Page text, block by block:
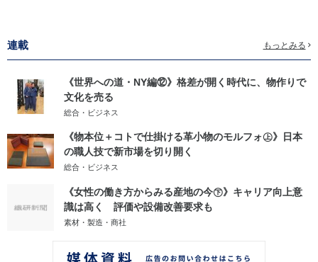
連載 もっとみる
《世界への道・NY編⑫》格差が開く時代に、物作りで
文化を売る
総合・ビジネス
《物本位＋コトで仕掛ける革小物のモルフォ㊤》日本
の職人技で新市場を切り開く
総合・ビジネス
《女性の働き方からみる産地の今㊦》キャリア向上意
識は高く 評価や設備改善要求も
素材・製造・商社